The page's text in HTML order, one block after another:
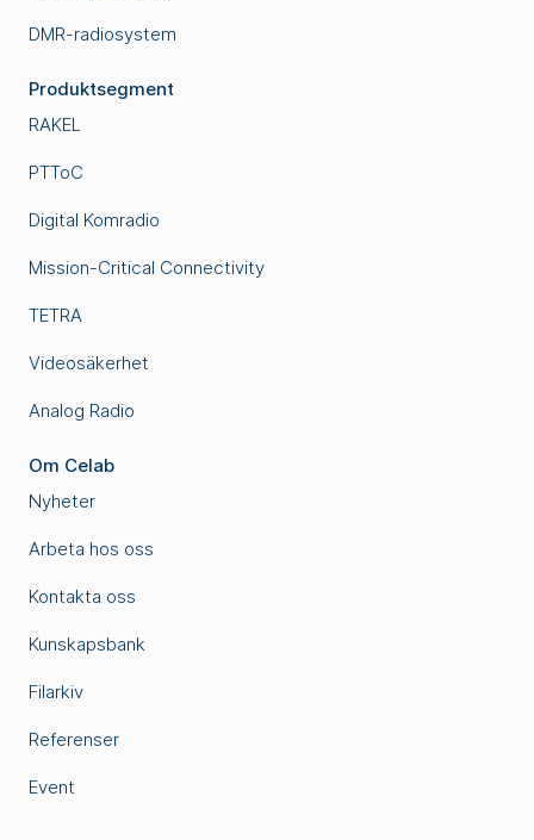
DMR-radiosystem
Produktsegment
RAKEL
PTToC
Digital Komradio
Mission-Critical Connectivity
TETRA
Videosäkerhet
Analog Radio
Om Celab
Nyheter
Arbeta hos oss
Kontakta oss
Kunskapsbank
Filarkiv
Referenser
Event